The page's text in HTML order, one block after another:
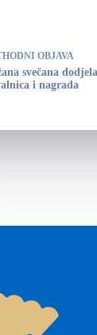
OBJAVA
svečana
i nagrada